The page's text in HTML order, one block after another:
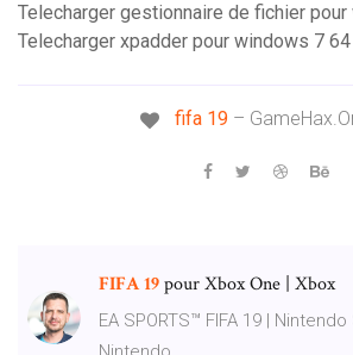
Telecharger gestionnaire de fichier
Telecharger xpadder pour windows 7
fifa 19–
FIFA19pour Xbox One | Xbox
EA SPORTS™ FIFA 19 |